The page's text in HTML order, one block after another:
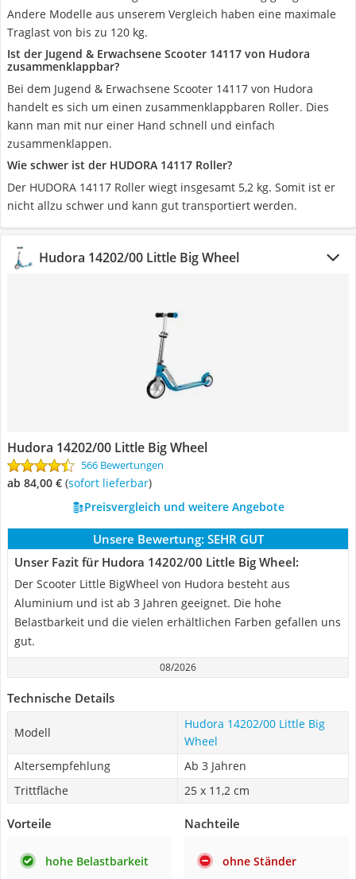
Andere Modelle aus unserem Vergleich haben eine maximale
Traglast von bis zu 120 kg.
Ist der Jugend & Erwachsene Scooter 14117 von ‎Hudora
zusammenklappbar?
Bei dem Jugend & Erwachsene Scooter 14117 von ‎Hudora
handelt es sich um einen zusammenklappbaren Roller. Dies
kann man mit nur einer Hand schnell und einfach
zusammenklappen.
Wie schwer ist der HUDORA 14117 Roller?
Der HUDORA 14117 Roller wiegt insgesamt 5,2 kg. Somit ist er
nicht allzu schwer und kann gut transportiert werden.
Hudora 14202/00 Little Big Wheel
Hudora 14202/00 Little Big Wheel
566 Bewertungen
ab 84,00 € ( Sofort lieferbar)
Preisvergleich und weitere Angebote
Unsere Bewertung: SEHR GUT
Unser Fazit für Hudora 14202/00 Little Big Wheel:
Der Scooter Little BigWheel von Hudora besteht aus
Aluminium und ist ab 3 Jahren geeignet. Die hohe
Belastbarkeit und die vielen erhältlichen Farben gefallen uns
gut.
08/2026
Technische Details
Modell
Hudora 14202/00 Little Big
Wheel
Altersempfehlung
Ab 3 Jahren
Trittfläche
25 x 11,2 cm
Vorteile
hohe Belastbarkeit
Nachteile
ohne Ständer